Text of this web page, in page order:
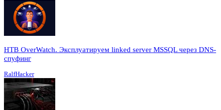
HTB OverWatch. Эксплуатируем linked server MSSQL через DNS-
спуфинг
RalfHacker